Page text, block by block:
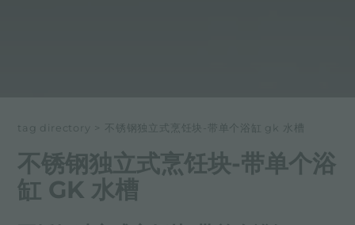
tag directory > 不锈钢独立式烹饪块-带单个浴缸 gk 水槽
不锈钢独立式烹饪块-带单个浴
缸 GK 水槽